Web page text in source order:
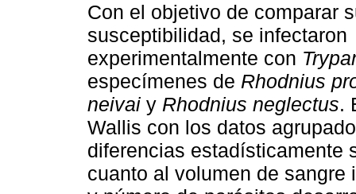
Con el objetivo de comparar
susceptibilidad, se infectaron
experimentalmente con
especímenes de Rhodnius
neivai y Rhodnius neglectus.
Wallis con los datos
diferencias estadísticamente
cuanto al volumen de